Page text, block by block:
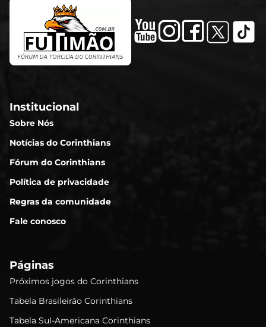
Institucional
Sobre Nós
Notícias do Corinthians
Fórum do Corinthians
Política de privacidade
Regras da comunidade
Fale conosco
Páginas
Próximos jogos do Corinthians
Tabela Brasileirão Corinthians
Tabela Sul-Americana Corinthians